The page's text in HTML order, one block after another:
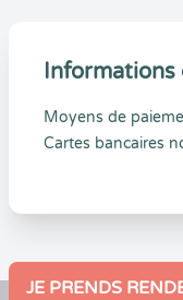
Informations
Moyens de
Cartes bancaires
JE PRENDS